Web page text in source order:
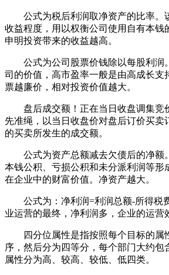
公式为税后利润取净资产的比率。
收益程度，用以权衡公司使用自有本钱
申明投资带来的收益越高。
公式为公司股票价钱除以每股利润
司的价值，高市盈率一般是由高成长支
票越廉价，相对投资价值越大。
盘后成交额！正在当日收盘调集竞
先准绳，以当日收盘价对盘后订价买卖
的买卖所发生的成交额。
公式为资产总额减去欠债后的净额
本钱公积、亏损公积和未分派利润等形
在企业中的财富价值。净资产越大。
公式为：净利润=利润总额-所得税
业运营的最终，净利润多，企业的运营
四分位属性是指按照每个目标的属
序，然后分为四等分，每个部门大约包
属性分为高、较高、较低、低四类。